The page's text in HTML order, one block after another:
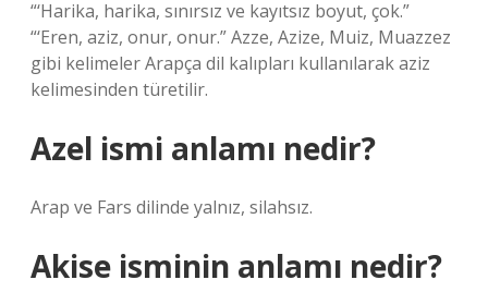
“‘Harika, harika, sınırsız ve kayıtsız boyut, çok.”
“‘Eren, aziz, onur, onur.” Azze, Azize, Muiz, Muazzez
gibi kelimeler Arapça dil kalıpları kullanılarak aziz
kelimesinden türetilir.
Azel ismi anlamı nedir?
Arap ve Fars dilinde yalnız, silahsız.
Akise isminin anlamı nedir?